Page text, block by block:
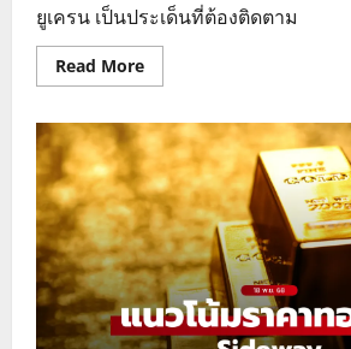
ยูเครน เป็นประเด็นที่ต้องติดตาม
Read MoreRead
more
ทอง
วัน
นี้
พุ่ง!
ลุ้น
Fed
ลด
ดอกเบี้ย
ธ.ค.